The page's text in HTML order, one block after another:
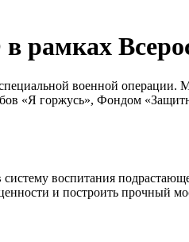
рамках
военной
«Я горжусь», Фондом
воспитания
и построить прочный